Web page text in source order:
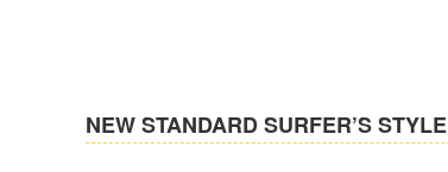
NEW STANDARD SURFER’S STYLE